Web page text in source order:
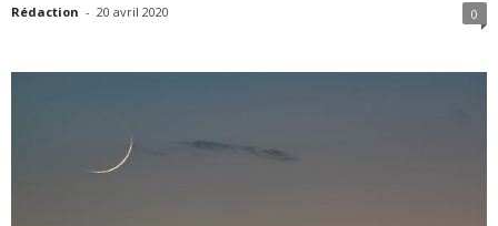
Rédaction - 20 avril 2020 0